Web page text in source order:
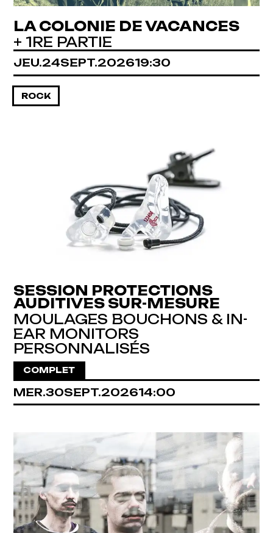
LA COLONIE DE VACANCES
+ 1RE PARTIE
JEUDI
JEU.24SEPTEMBRE
SEPT.202619:30
ROCK
SESSION PROTECTIONS
AUDITIVES SUR-MESURE
MOULAGES BOUCHONS & IN-
EAR MONITORS
PERSONNALISÉS
COMPLET
MERCREDI
MER.30SEPTEMBRE
SEPT.202614:00